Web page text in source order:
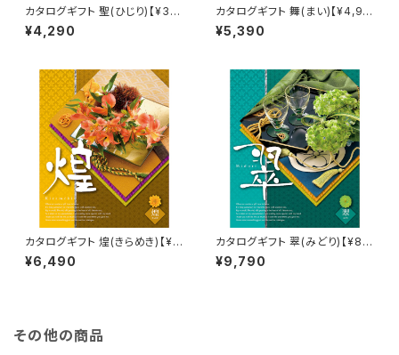
カタログギフト 聖(ひじり)【¥3,9
00コース】Choice Collectio
n
¥4,290
カタログギフト 舞(まい)【¥4,90
0コース】Choice Collection
¥5,390
カタログギフト 煌(きらめき)【¥5,
900コース】Choice Collecti
on
¥6,490
カタログギフト 翠(みどり)【¥8,9
00コース】Choice Collectio
n
¥9,790
その他の商品